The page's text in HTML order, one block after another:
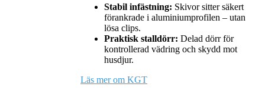
Stabil infästning: Skivor sitter säkert
förankrade i aluminiumprofilen – utan
lösa clips.
Praktisk stalldörr: Delad dörr för
kontrollerad vädring och skydd mot
husdjur.
Läs mer om KGT